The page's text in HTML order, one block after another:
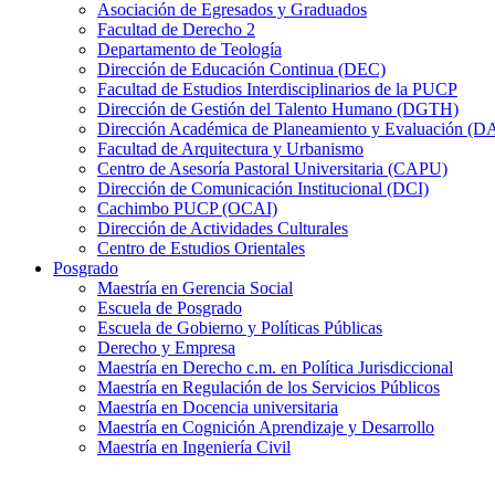
Asociación de Egresados y Graduados
Facultad de Derecho 2
Departamento de Teología
Dirección de Educación Continua (DEC)
Facultad de Estudios Interdisciplinarios de la PUCP
Dirección de Gestión del Talento Humano (DGTH)
Dirección Académica de Planeamiento y Evaluación
Facultad de Arquitectura y Urbanismo
Centro de Asesoría Pastoral Universitaria (CAPU)
Dirección de Comunicación Institucional (DCI)
Cachimbo PUCP (OCAI)
Dirección de Actividades Culturales
Centro de Estudios Orientales
Posgrado
Maestría en Gerencia Social
Escuela de Posgrado
Escuela de Gobierno y Políticas Públicas
Derecho y Empresa
Maestría en Derecho c.m. en Política Jurisdiccional
Maestría en Regulación de los Servicios Públicos
Maestría en Docencia universitaria
Maestría en Cognición Aprendizaje y Desarrollo
Maestría en Ingeniería Civil